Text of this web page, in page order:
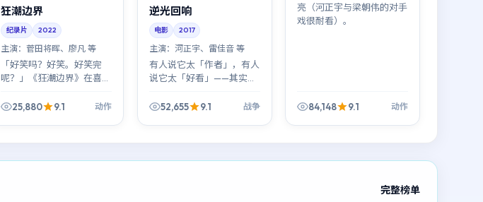
狂潮边界
纪录片 2022
主演：菅田将晖、廖凡 等
「好笑吗？好笑。好笑完
呢？」《狂潮边界》在喜剧
晖、廖凡、易烊千玺的化学
25,880 9.1 动作
逆光回响
电影 2017
主演： 河正宇、雷佳音 等
有人说它太「作者」，有人
说它太「好看」——其实不
表达与类型快感之间找到了
52,655 9.1 战争
亮（河正宇与梁朝伟的对手
戏很耐看）。
84,148 9.1 动作
完整榜单